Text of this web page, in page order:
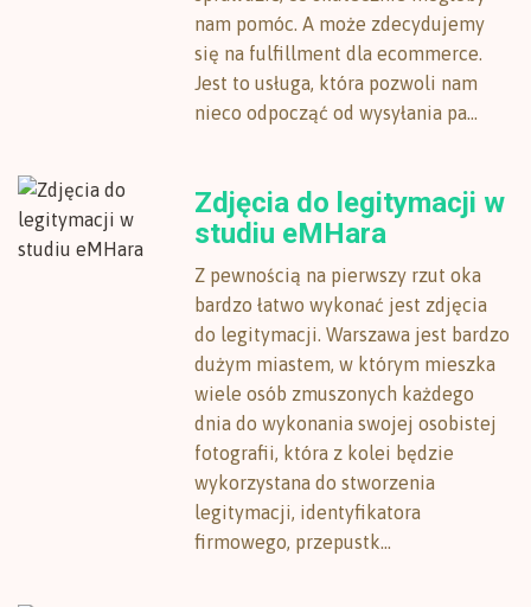
nam pomóc. A może zdecydujemy
się na fulfillment dla ecommerce.
Jest to usługa, która pozwoli nam
nieco odpocząć od wysyłania pa...
Zdjęcia do legitymacji w
studiu eMHara
Z pewnością na pierwszy rzut oka
bardzo łatwo wykonać jest zdjęcia
do legitymacji. Warszawa jest bardzo
dużym miastem, w którym mieszka
wiele osób zmuszonych każdego
dnia do wykonania swojej osobistej
fotografii, która z kolei będzie
wykorzystana do stworzenia
legitymacji, identyfikatora
firmowego, przepustk...